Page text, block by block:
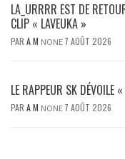
LA_URRRR EST DE
CLIP « LAVEUKA »
PAR A M NONE 7 AOÛT 2026
LE RAPPEUR SK DÉVOILE
PAR A M NONE 7 AOÛT 2026